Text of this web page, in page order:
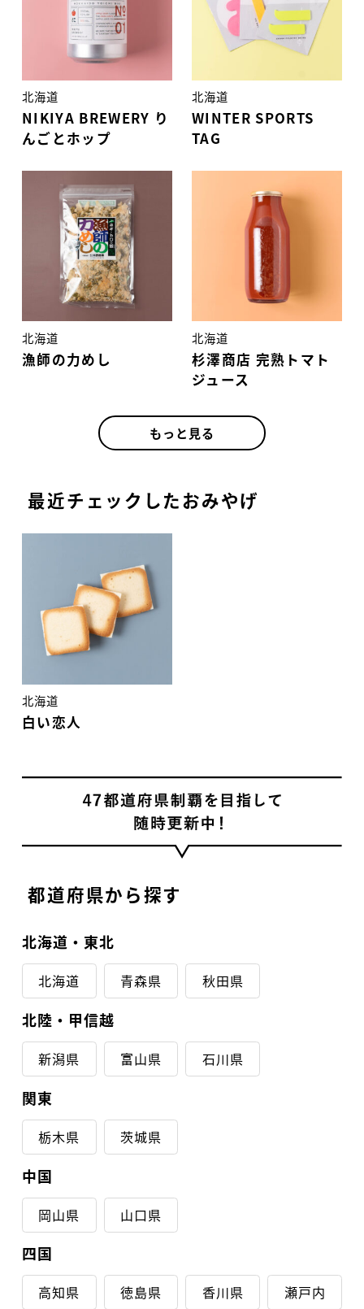
北海道
NIKIYA BREWERY り
んごとホップ
北海道
WINTER SPORTS
TAG
北海道
漁師の力めし
北海道
杉澤商店 完熟トマト
ジュース
もっと見る
最近チェックしたおみやげ
北海道
白い恋人
都道府県から探す
北海道・東北
北海道 青森県 秋田県
北陸・甲信越
新潟県 富山県 石川県
関東
栃木県 茨城県
中国
岡山県 山口県
四国
高知県 徳島県 香川県 瀬戸内